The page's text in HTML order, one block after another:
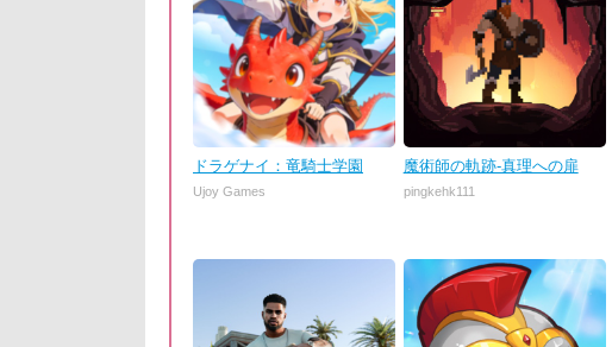
ドラゲナイ：竜騎士学園
Ujoy Games
魔術師の軌跡-真理への扉
pingkehk111